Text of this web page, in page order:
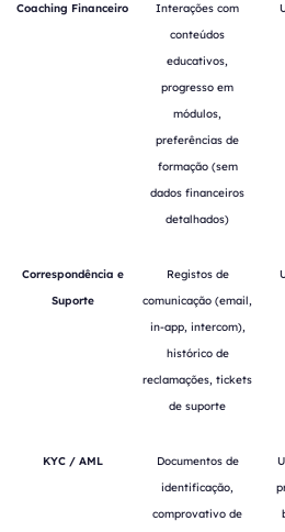
Coaching Financeiro
Interações com
conteúdos
educativos,
progresso em
módulos,
preferências de
formação (sem
dados financeiros
detalhados)
Correspondência e
Suporte
Registos de
comunicação (email,
in-app, intercom),
histórico de
reclamações, tickets
de suporte
KYC / AML
Documentos de
identificação,
comprovativo de